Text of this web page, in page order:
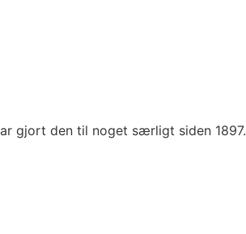
gjort den til noget særligt siden 1897.